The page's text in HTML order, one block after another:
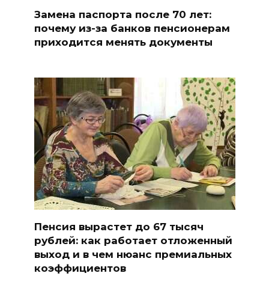
Замена паспорта после 70 лет:
почему из-за банков пенсионерам
приходится менять документы
Пенсия вырастет до 67 тысяч
рублей: как работает отложенный
выход и в чем нюанс премиальных
коэффициентов